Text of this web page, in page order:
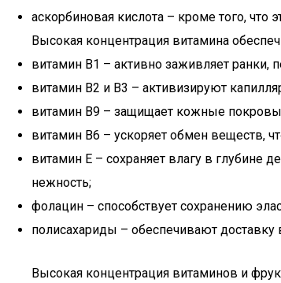
аскорбиновая кислота – кроме того, что
Высокая концентрация витамина
витамин B1 – активно заживляет
витамин B2 и B3 – активизируют
витамин B9 – защищает кожные
витамин B6 – ускоряет обмен веществ,
витамин E – сохраняет влагу в
нежность;
фолацин – способствует сохранению
полисахариды – обеспечивают
Высокая концентрация витаминов и